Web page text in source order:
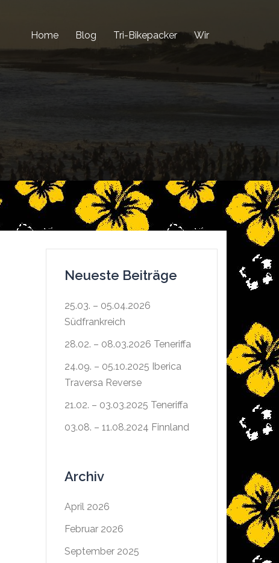
Home Blog Tri-Bikepacker Wir
Neueste Beiträge
25.03. – 05.04.2026
Südfrankreich
28.02. – 08.03.2026 Teneriffa
24.09. – 05.10.2025 Iberica
Traversa Reverse
21.02. – 03.03.2025 Teneriffa
03.08. – 11.08.2024 Finnland
Archiv
April 2026
Februar 2026
September 2025